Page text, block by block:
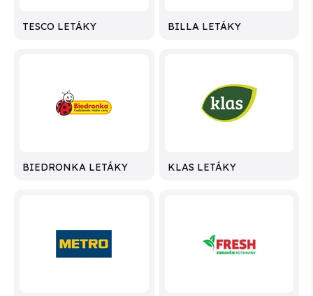
TESCO LETÁKY BILLA LETÁKY
BIEDRONKA LETÁKY KLAS LETÁKY